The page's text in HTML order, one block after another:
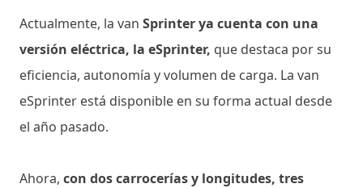
Actualmente, la van Sprinter ya cuenta con una
versión eléctrica, la eSprinter, que destaca por su
eficiencia, autonomía y volumen de carga. La van
eSprinter está disponible en su forma actual desde
el año pasado.
Ahora, con dos carrocerías y longitudes, tres